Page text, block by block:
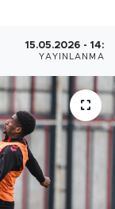
15.05.2026 -
YAYINLANMA